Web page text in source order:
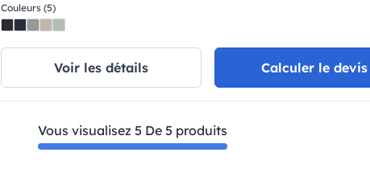
Couleurs (5)
Voir les détails Calculer le devis
Vous visualisez 5 De 5 produits